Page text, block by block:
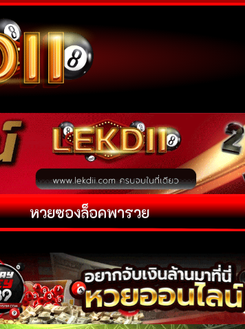
หวยซองล็อคพารวย